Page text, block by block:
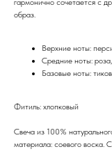
гармонично сочетается с
образ.
Верхние ноты:
Средние ноты:
Базовые ноты:
Фитиль: хлопковый
Свеча из 100%
материала: соевого